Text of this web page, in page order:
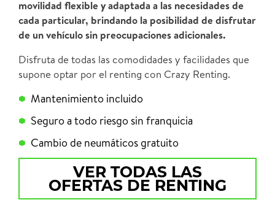
movilidad flexible y adaptada a las necesidades de
cada particular, brindando la posibilidad de disfrutar
de un vehículo sin preocupaciones adicionales.
Disfruta de todas las comodidades y facilidades que
supone optar por el renting con Crazy Renting.
Mantenimiento incluido
Seguro a todo riesgo sin franquicia
Cambio de neumáticos gratuito
VER TODAS LAS
OFERTAS DE RENTING